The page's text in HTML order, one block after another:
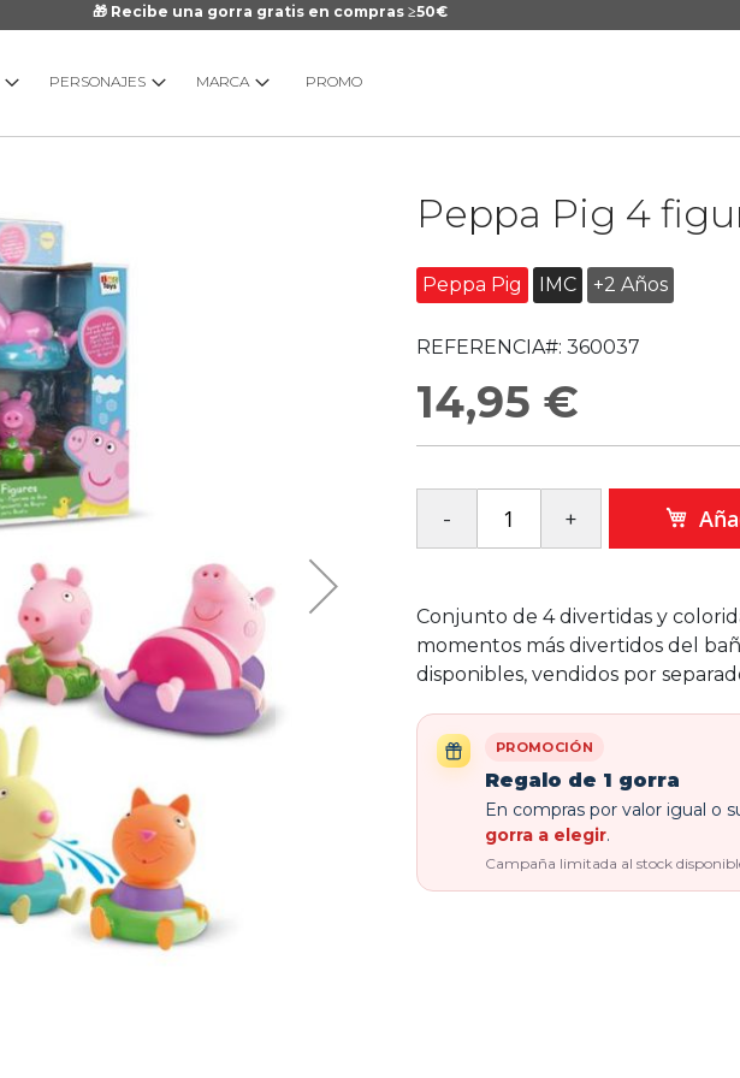
🎁 Recibe una gorra gratis en compras ≥50€
PERSONAJES MARCA PROMO
Peppa Pig 4
Peppa Pig IMC +2 Años
REFERENCIA#: 360037
14,95 €
Conjunto de 4 divertidas y
momentos más divertidos del
disponibles, vendidos por
PROMOCIÓN
Regalo de 1 gorra
En compras por valor igual o
gorra a elegir.
Campaña limitada al stock
imágenes